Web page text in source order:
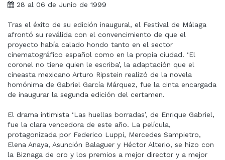
28 al 06 de Junio de 1999
Tras el éxito de su edición inaugural, el Festival de Málaga
afrontó su reválida con el convencimiento de que el
proyecto había calado hondo tanto en el sector
cinematográfico español como en la propia ciudad. ‘El
coronel no tiene quien le escriba’, la adaptación que el
cineasta mexicano Arturo Ripstein realizó de la novela
homónima de Gabriel García Márquez, fue la cinta encargada
de inaugurar la segunda edición del certamen.
El drama intimista ‘Las huellas borradas’, de Enrique Gabriel,
fue la clara vencedora de este año. La película,
protagonizada por Federico Luppi, Mercedes Sampietro,
Elena Anaya, Asunción Balaguer y Héctor Alterio, se hizo con
la Biznaga de oro y los premios a mejor director y a mejor